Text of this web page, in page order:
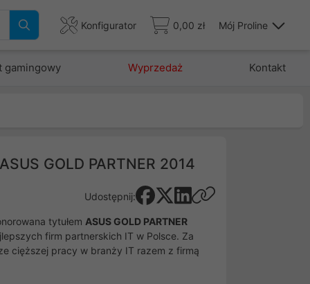
Konfigurator 0,00 zł Mój Proline
gamingowy Wyprzedaż Kontakt
GOLD PARTNER 2014
Udostępnij:
tytułem ASUS GOLD PARTNER
firm partnerskich IT w Polsce. Za
cięższej pracy w branży IT razem z firmą